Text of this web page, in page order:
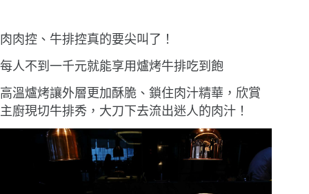
肉肉控、牛排控真的要尖叫了！
每人不到一千元就能享用爐烤牛排吃到飽
高溫爐烤讓外層更加酥脆、鎖住肉汁精華，欣賞
主廚現切牛排秀，大刀下去流出迷人的肉汁！